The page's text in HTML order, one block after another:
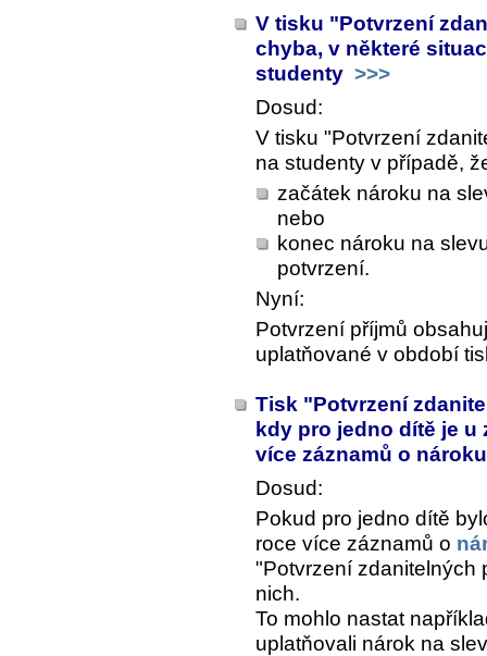
V tisku "Potvrzení
chyba, v některé
studenty >>>
Dosud:
V tisku "Potvrzení
na studenty v případě,
začátek nároku na
nebo
konec nároku na
potvrzení.
Nyní:
Potvrzení příjmů
uplatňované v období
Tisk "Potvrzení
kdy pro jedno dítě je u
více záznamů o
Dosud:
Pokud pro jedno dítě
roce více záznamů o
"Potvrzení zdanitelných
nich.
To mohlo nastat
uplatňovali nárok na